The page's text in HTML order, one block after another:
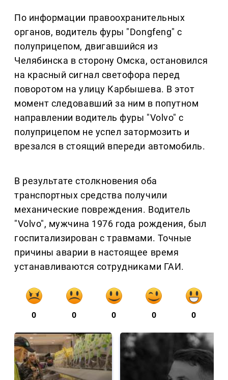
По информации правоохранительных
органов, водитель фуры "Dongfeng" с
полуприцепом, двигавшийся из
Челябинска в сторону Омска, остановился
на красный сигнал светофора перед
поворотом на улицу Карбышева. В этот
момент следовавший за ним в попутном
направлении водитель фуры "Volvo" с
полуприцепом не успел затормозить и
врезался в стоящий впереди автомобиль.
В результате столкновения оба
транспортных средства получили
механические повреждения. Водитель
"Volvo", мужчина 1976 года рождения, был
госпитализирован с травмами. Точные
причины аварии в настоящее время
устанавливаются сотрудниками ГАИ.
0 0 0 0 0